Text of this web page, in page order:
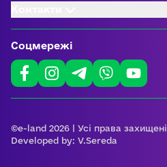
Соцмережі
©e-land 2026 | Усі права захищені
Developed by: V.Sereda